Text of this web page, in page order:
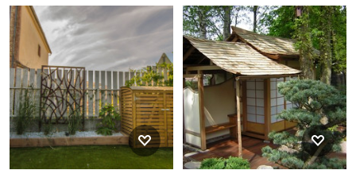
Mittelgroßer Mediterraner
Garten neben dem Haus mit
Pergola, direkter
Sonneneinstrahlung und
Natursteinplatten in Berlin
Geometrischer, Mittelgroßer
Klassischer Hanggarten im
Sommer mit Blumenbeet und
direkter Sonneneinstrahlung
in Bonn